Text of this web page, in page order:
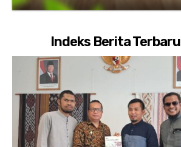
Indeks Berita Terbaru